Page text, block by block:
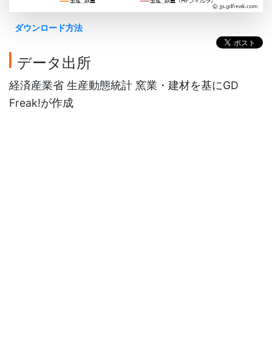
ダウンロード方法
データ出所
経済産業省 生産動態統計 窯業・建材を基にGD
Freak!が作成